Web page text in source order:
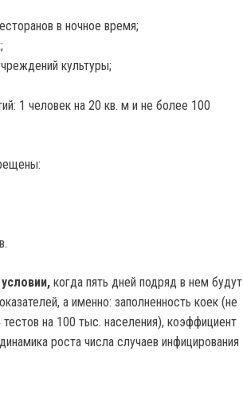
в ночное время;
культуры;
1 человек на 20 кв. м и не более 100
когда пять дней подряд в нем будут
а именно: заполненность коек (не
на 100 тыс. населения), коэффициент
роста числа случаев инфицирования